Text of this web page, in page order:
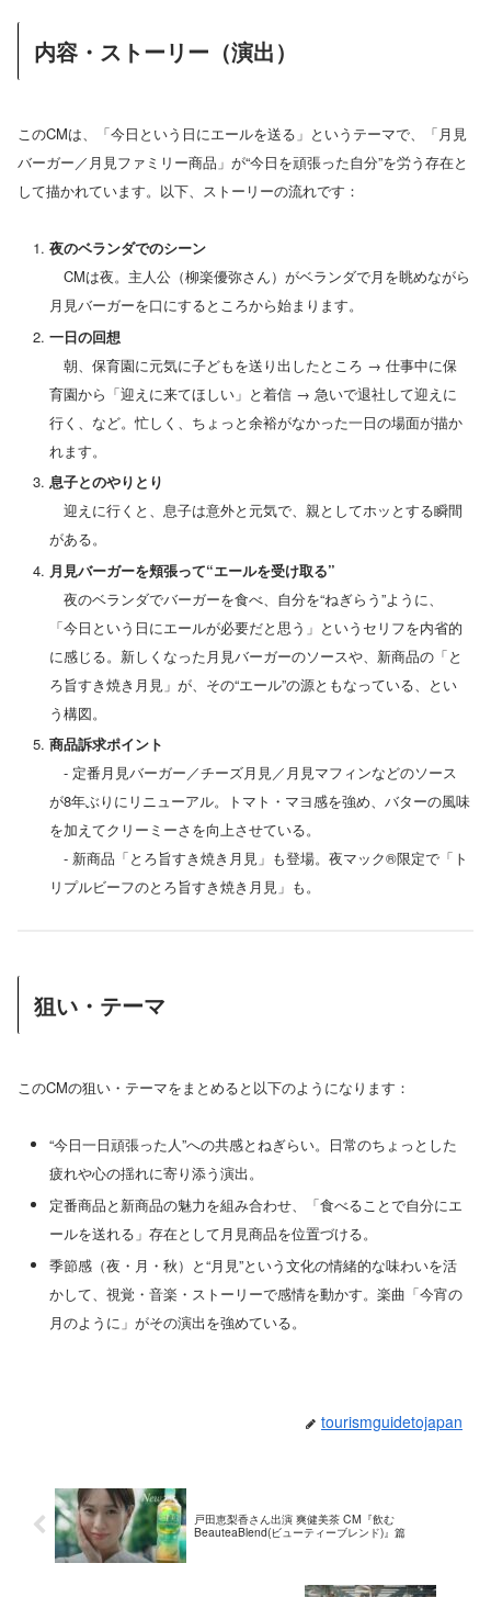
内容・ストーリー（演出）
このCMは、「今日という日にエールを送る」というテーマで、「月見
バーガー／月見ファミリー商品」が“今日を頑張った自分”を労う存在と
して描かれています。以下、ストーリーの流れです：
夜のベランダでのシーン
CMは夜。主人公（柳楽優弥さん）がベランダで月を眺めながら
月見バーガーを口にするところから始まります。
一日の回想
朝、保育園に元気に子どもを送り出したところ → 仕事中に保
育園から「迎えに来てほしい」と着信 → 急いで退社して迎えに
行く、など。忙しく、ちょっと余裕がなかった一日の場面が描か
れます。
息子とのやりとり
迎えに行くと、息子は意外と元気で、親としてホッとする瞬間
がある。
月見バーガーを頬張って“エールを受け取る”
夜のベランダでバーガーを食べ、自分を“ねぎらう”ように、
「今日という日にエールが必要だと思う」というセリフを内省的
に感じる。新しくなった月見バーガーのソースや、新商品の「と
ろ旨すき焼き月見」が、その“エール”の源ともなっている、とい
う構図。
商品訴求ポイント
- 定番月見バーガー／チーズ月見／月見マフィンなどのソース
が8年ぶりにリニューアル。トマト・マヨ感を強め、バターの風味
を加えてクリーミーさを向上させている。
- 新商品「とろ旨すき焼き月見」も登場。夜マック®限定で「ト
リプルビーフのとろ旨すき焼き月見」も。
狙い・テーマ
このCMの狙い・テーマをまとめると以下のようになります：
“今日一日頑張った人”への共感とねぎらい。日常のちょっとした
疲れや心の揺れに寄り添う演出。
定番商品と新商品の魅力を組み合わせ、「食べることで自分にエ
ールを送れる」存在として月見商品を位置づける。
季節感（夜・月・秋）と“月見”という文化の情緒的な味わいを活
かして、視覚・音楽・ストーリーで感情を動かす。楽曲「今宵の
月のように」がその演出を強めている。
tourismguidetojapan
戸田恵梨香さん出演 爽健美茶 CM『飲む
BeauteaBlend(ビューティーブレンド)』篇